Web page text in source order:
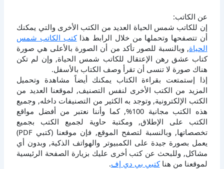
عن الكاتب:
إن للكاتب شمس الحياة العديد من الكتب الأخرى والتي يمكنك
أن تتصفحها وتحملها من خلال الرابط هذاكتب الكاتب شمس
الحياة, وبالنسبة للصور تأكد من أن الصورة بالأعلى هي صورة
كتاب عشق رهن الإعتقال للكاتب شمس الحياة, وإن لم تكن
هناك صورة لا تنسى أن تقرأ وصف الكتاب بالأسفل.
إذا إستمتعت بقراءة الكتاب يمكنك أيضاً مشاهدة وتحميل
المزيد من الكتب الأخرى لنفس التصنيف, لموقعنا العديد من
الكتب الإلكترونية, وتوجد به الكثير من التصنيفات داخله, وجميع
هذه الكتب مجانية 100%, كما وأننا نعتبر من أفضل مواقع
الكتب على الإطلاق, ومكتبة حاوية لجميع الكتب بجميع
تخصصاتها, وبالنسبة لتصفح الموقع, فإن موقعنا (كتبي PDF)
يعمل بصورة جيدة على الكمبيوتر والهواتف الذكية, وبدون أي
مشاكل, وللبحث عن كتب أخرى عليك بزيارة الصفحة الرئيسية
لموقعنا من هناكتبي بي دي إف.